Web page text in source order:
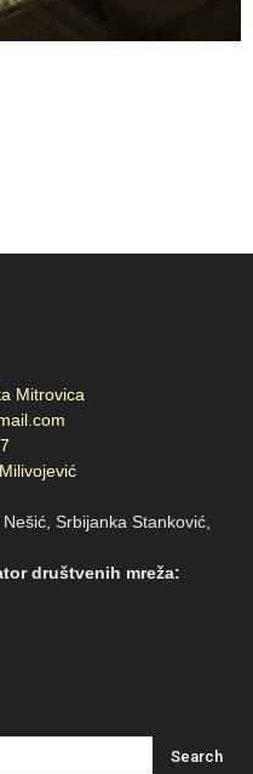
Mitrovica
Srbijanka Stanković,
Nikolić
društvenih mreža: